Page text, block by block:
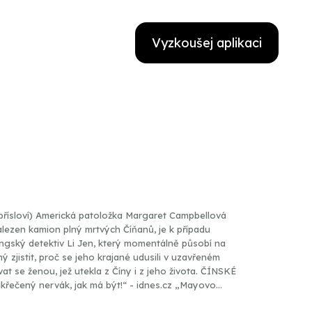
Vyzkoušej aplikaci
Americká patoložka Margaret Campbellová
kamion plný mrtvých Číňanů, je k případu
detektiv Li Jen, který momentálně působí na
zjistit, proč se jeho krajané udusili v uzavřeném
jež utekla z Číny i z jeho života. ČÍNSKÉ